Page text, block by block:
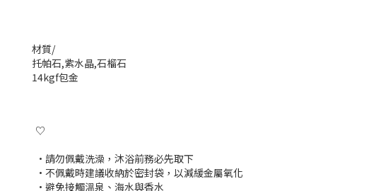
材質/
托帕石,紫水晶,石榴石
14kgf包金
♡
•請勿佩戴洗澡，沐浴前務必先取下
• 不佩戴時建議收納於密封袋，以減緩金屬氧化
•避免接觸溫泉、海水與香水